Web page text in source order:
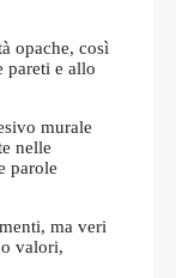
opache, così
pareti e allo
murale
nelle
parole
ma veri
valori,